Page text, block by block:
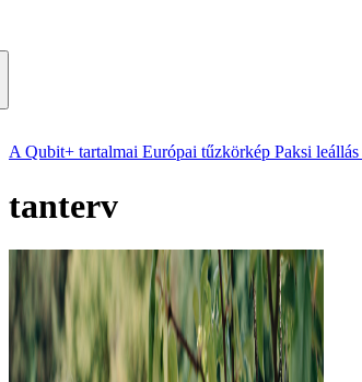
A Qubit+ tartalmai Európai tűzkörkép Paksi leállás
tanterv